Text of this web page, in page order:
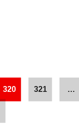
320 321 …